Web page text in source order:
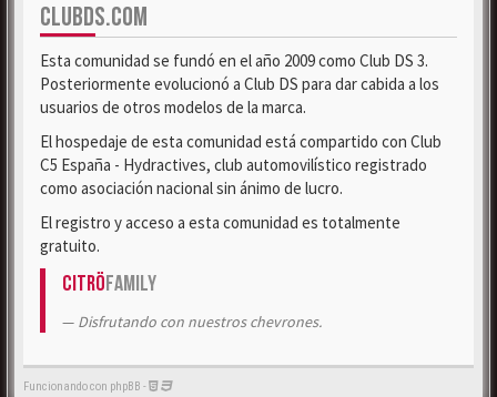
CLUBDS.COM
Esta comunidad se fundó en el año 2009 como Club DS 3.
Posteriormente evolucionó a Club DS para dar cabida a los
usuarios de otros modelos de la marca.
El hospedaje de esta comunidad está compartido con Club
C5 España - Hydractives, club automovilístico registrado
como asociación nacional sin ánimo de lucro.
El registro y acceso a esta comunidad es totalmente
gratuito.
CitröFamily
Disfrutando con nuestros chevrones.
Funcionando con phpBB -